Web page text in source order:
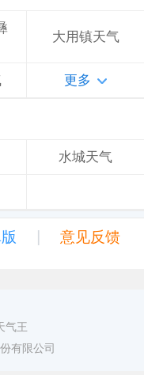
大用镇天气
更多
水城天气
| 意见反馈
气王
有限公司